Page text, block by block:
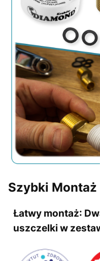
Szybki Montaż
Łatwy montaż:
uszczelki w